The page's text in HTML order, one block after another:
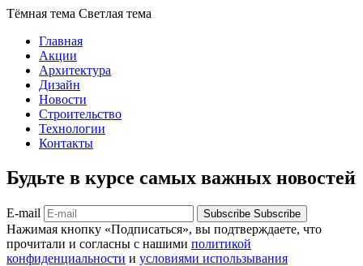
Тёмная тема Светлая тема
Главная
Акции
Архитектура
Дизайн
Новости
Строительство
Технологии
Контакты
Будьте в курсе самых важных новостей
E-mail Subscribe Subscribe
Нажимая кнопку «Подписаться», вы подтверждаете, что
прочитали и согласны с нашими политикой
конфиденциальности и условиями использывания